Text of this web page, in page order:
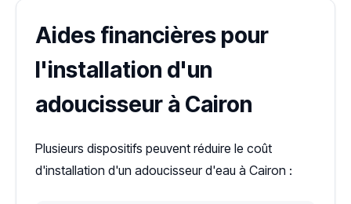
Aides financières pour
l'installation d'un
adoucisseur à Cairon
Plusieurs dispositifs peuvent réduire le coût
d'installation d'un adoucisseur d'eau à Cairon :